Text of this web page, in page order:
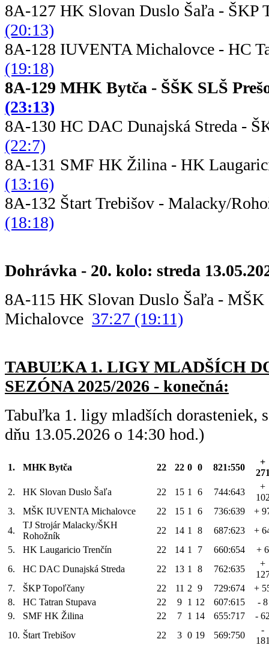
8A-127 HK Slovan Duslo Šaľa -
(20:13)
8A-128 IUVENTA Michalovce - HC
(19:18)
8A-129 MHK Bytča - ŠŠK
(23:13)
8A-130 HC DAC Dunajská Streda -
(22:7)
8A-131 SMF HK Žilina - HK
(13:16)
8A-132 Štart Trebišov -
(18:18)
Dohrávka - 20. kolo: streda
8A-115 HK Slovan Duslo Šaľa -
Michalovce 37:27 (19:11)
TABUĽKA 1. LIGY MLADŠÍCH
SEZÓNA 2025/2026 - konečná:
Tabuľka 1. ligy mladších dorasteniek,
dňu 13.05.2026 o 14:30 hod.)
1. MHK Bytča 22 22 0 0 821:550
+
2.
HK Slovan Duslo Šaľa 22 15 1 6 744:643
+
3.
MŠK IUVENTA Michalovce 22 15 1 6 736:639
+
4.
TJ Strojár Malacky/ŠKH
Rohožník
22 14 1 8 687:623
+
5.
HK Laugaricio Trenčín 22 14 1 7 660:654
+ 6
6.
HC DAC Dunajská Streda 22 13 1 8 762:635
+
7.
ŠKP Topoľčany 22 11 2 9 729:674
+
8.
HC Tatran Stupava 22 9 1 12 607:615
- 8
9.
SMF HK Žilina 22 7 1 14 655:717
-
10. Štart Trebišov 22 3 0 19 569:750
-